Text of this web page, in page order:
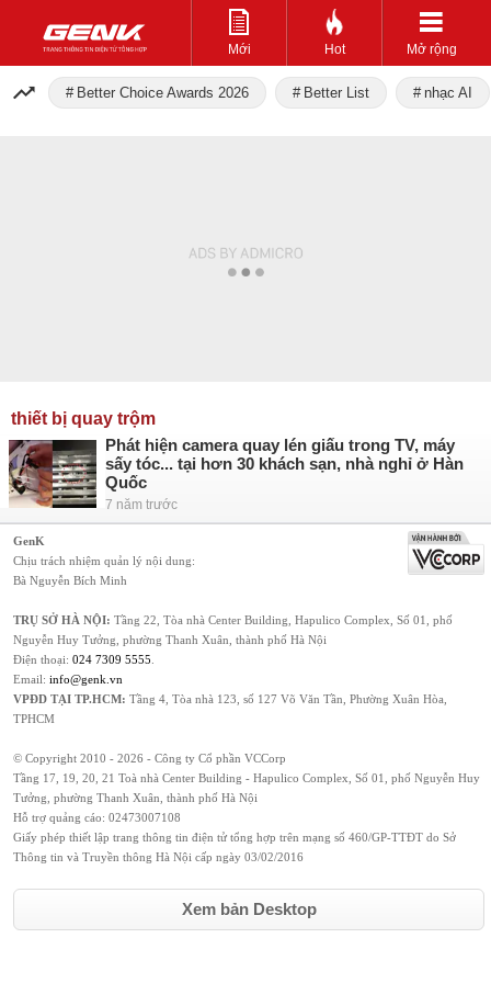
Mới Hot Mở rộng
Better Choice Awards 2026 Better List nhạc AI
thiết bị quay trộm
Phát hiện camera quay lén giấu trong TV, máy
sấy tóc... tại hơn 30 khách sạn, nhà nghỉ ở Hàn
Quốc
7 năm trước
GenK
Chịu trách nhiệm quản lý nội dung:
Bà Nguyễn Bích Minh
TRỤ SỞ HÀ NỘI: Tầng 22, Tòa nhà Center Building, Hapulico Complex, Số 01, phố
Nguyễn Huy Tưởng, phường Thanh Xuân, thành phố Hà Nội
Điện thoại: 024 7309 5555
Email: info@genk.vn
VPĐD TẠI TP.HCM: Tầng 4, Tòa nhà 123, số 127 Võ Văn Tần, Phường Xuân Hòa,
TPHCM
© Copyright 2010 - 2026 - Công ty Cổ phần VCCorp
Tầng 17, 19, 20, 21 Toà nhà Center Building - Hapulico Complex, Số 01, phố Nguyễn Huy
Tưởng, phường Thanh Xuân, thành phố Hà Nội
Hỗ trợ quảng cáo: 02473007108
Giấy phép thiết lập trang thông tin điện tử tổng hợp trên mạng số 460/GP-TTĐT do Sở
Thông tin và Truyền thông Hà Nội cấp ngày 03/02/2016
Xem bản Desktop